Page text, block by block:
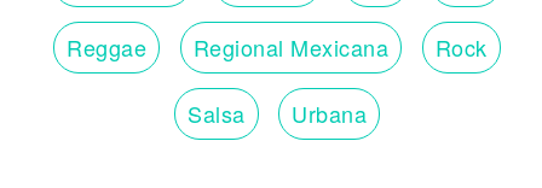
Reggae Regional Mexicana Rock
Salsa Urbana